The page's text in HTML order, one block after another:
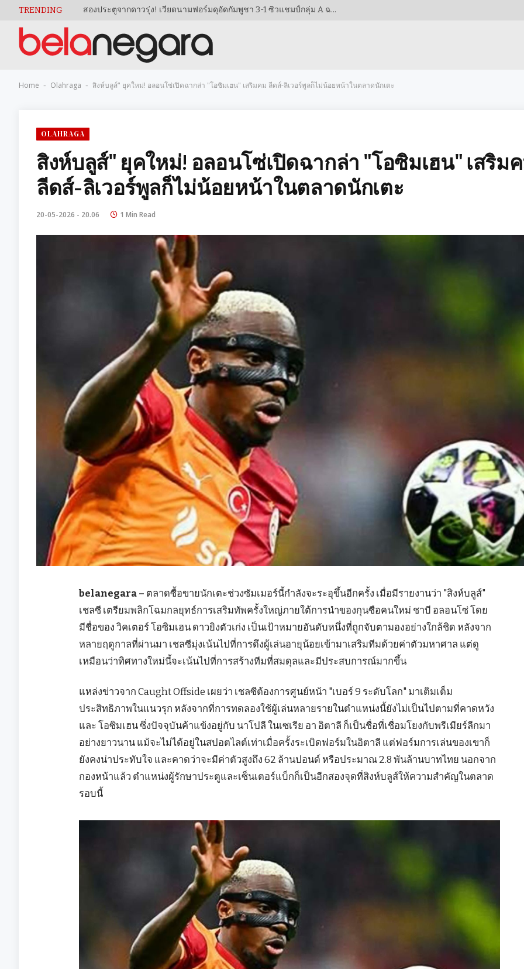
TRENDING สองประตูจากดาวรุ่ง! เวียดนามฟอร์มดุอัดกัมพูชา 3-1 ซิวแชมป์กลุ่ม A ฉลุยรอบรองฯ AFF CUP 2026!
Home - Olahraga - สิงห์บลูส์" ยุคใหม่! อลอนโซ่เปิดฉากล่า "โอซิมเฮน" เสริมคม ลีดส์-ลิเวอร์พูลก็ไม่น้อยหน้าในตลาดนักเตะ
OLAHRAGA
สิงห์บลูส์" ยุคใหม่! อลอนโซ่เปิดฉากล่า "โอซิมเฮน" เสริม
ลีดส์-ลิเวอร์พูลก็ไม่น้อยหน้าในตลาดนักเตะ
20-05-2026 - 20.06 1 Min Read
belanegara – ตลาดซื้อขายนักเตะช่วงซัมเมอร์นี้กำลังจะระอุขึ้นอีกครั้ง เมื่อมีรายงานว่า "สิงห์บลูส์"
เชลซี เตรียมพลิกโฉมกลยุทธ์การเสริมทัพครั้งใหญ่ภายใต้การนำของกุนซือคนใหม่ ชาบี อลอนโซ่ โดย
มีชื่อของ วิคเตอร์ โอซิมเฮน ดาวยิงตัวเก่ง เป็นเป้าหมายอันดับหนึ่งที่ถูกจับตามองอย่างใกล้ชิด หลังจาก
หลายฤดูกาลที่ผ่านมา เชลซีมุ่งเน้นไปที่การดึงผู้เล่นอายุน้อยเข้ามาเสริมทีมด้วยค่าตัวมหาศาล แต่ดู
เหมือนว่าทิศทางใหม่นี้จะเน้นไปที่การสร้างทีมที่สมดุลและมีประสบการณ์มากขึ้น
แหล่งข่าวจาก Caught Offside เผยว่า เชลซีต้องการศูนย์หน้า "เบอร์ 9 ระดับโลก" มาเติมเต็ม
ประสิทธิภาพในแนวรุก หลังจากที่การทดลองใช้ผู้เล่นหลายรายในตำแหน่งนี้ยังไม่เป็นไปตามที่คาดหวัง
และ โอซิมเฮน ซึ่งปัจจุบันค้าแข้งอยู่กับ นาโปลี ในเซเรีย อา อิตาลี ก็เป็นชื่อที่เชื่อมโยงกับพรีเมียร์ลีกมา
อย่างยาวนาน แม้จะไม่ได้อยู่ในสปอตไลต์เท่าเมื่อครั้งระเบิดฟอร์มในอิตาลี แต่ฟอร์มการเล่นของเขาก็
ยังคงน่าประทับใจ และคาดว่าจะมีค่าตัวสูงถึง 62 ล้านปอนด์ หรือประมาณ 2.8 พันล้านบาทไทย นอกจาก
กองหน้าแล้ว ตำแหน่งผู้รักษาประตูและเซ็นเตอร์แบ็กก็เป็นอีกสองจุดที่สิงห์บลูส์ให้ความสำคัญในตลาด
รอบนี้